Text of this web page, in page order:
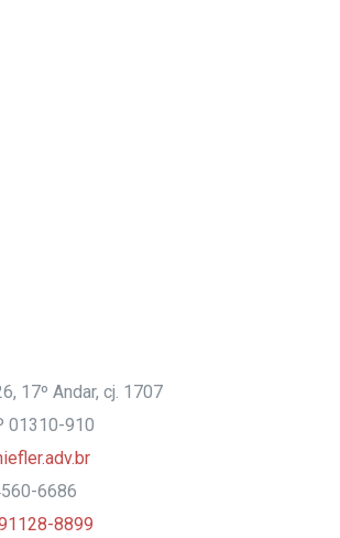
17º Andar, cj. 1707
01310-910
6686
8899